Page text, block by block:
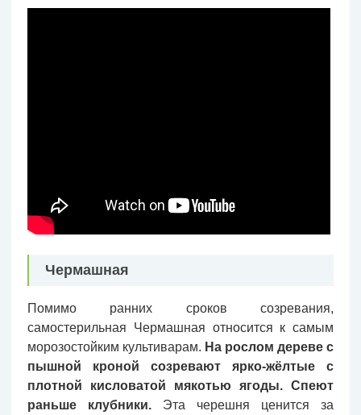
Чермашная
Помимо ранних сроков созревания,
самостерильная Чермашная относится к самым
морозостойким культиварам. На рослом дереве с
пышной кроной созревают ярко-жёлтые с
плотной кисловатой мякотью ягоды. Спеют
раньше клубники. Эта черешня ценится за